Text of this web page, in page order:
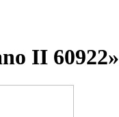
II 60922»